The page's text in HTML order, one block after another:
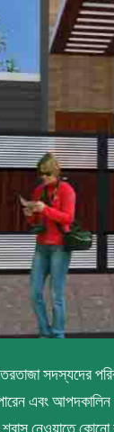
সদস্যদের
এবং আপদকালিন